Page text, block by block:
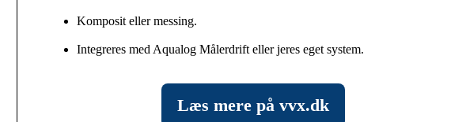
Komposit eller messing.
Integreres med Aqualog Målerdrift eller jeres eget system.
Læs mere på vvx.dk